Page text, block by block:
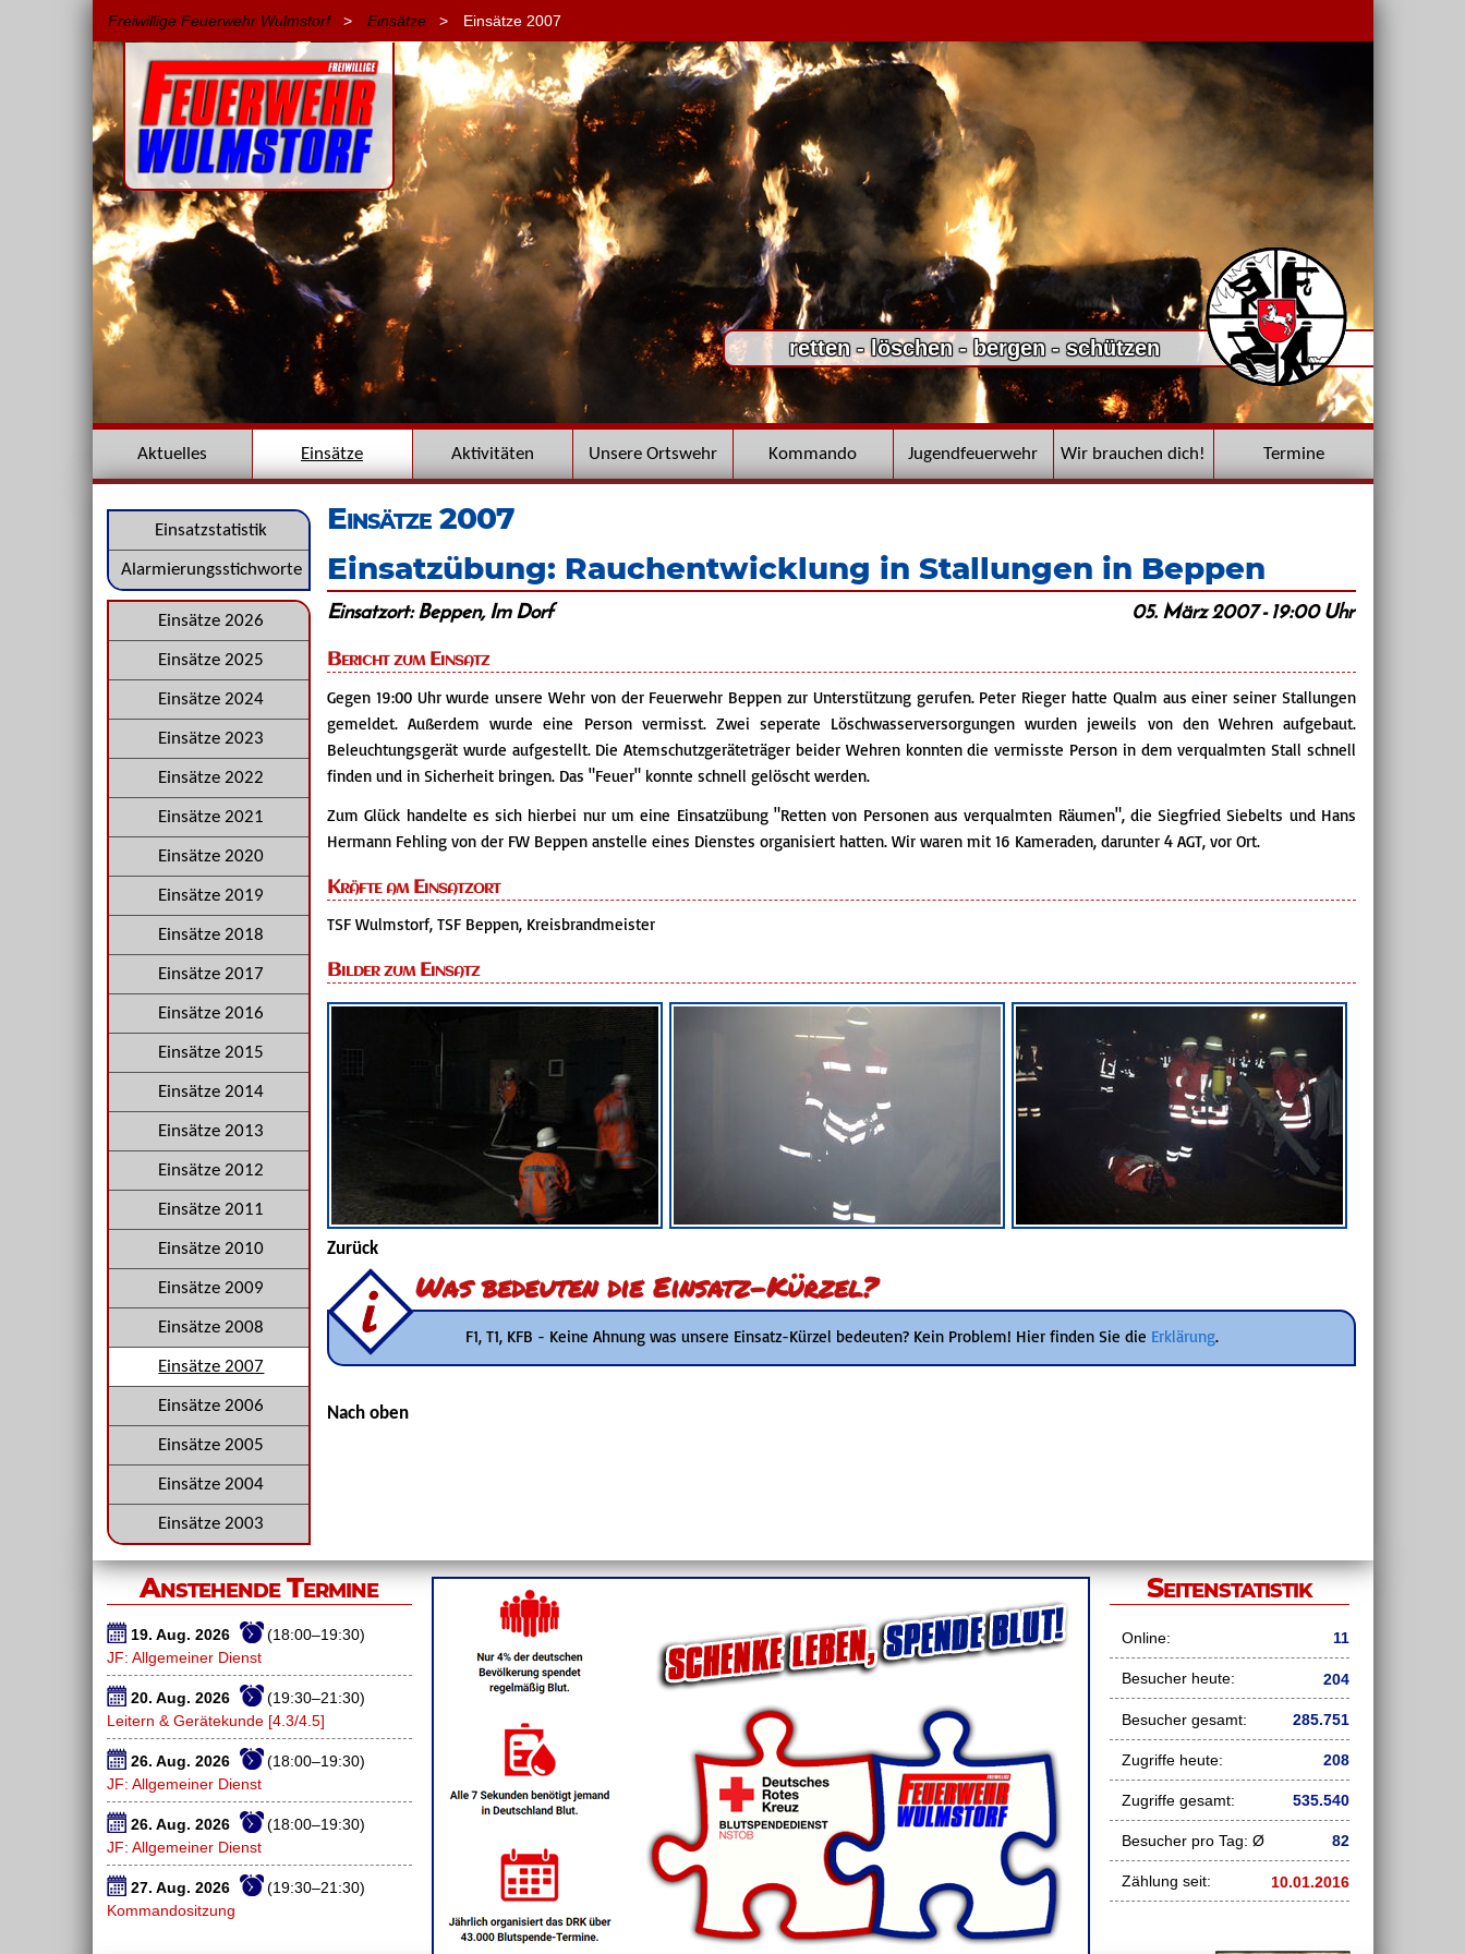
Freiwillige Feuerwehr Wulmstorf> Einsätze> Einsätze 2007
retten - löschen - bergen - schützen
NavigationAktuelles Einsätze Aktivitäten Unsere Ortswehr Kommando Jugendfeuerwehr Wir brauchen dich! Termine
Einsätze 2007
Einsatzübung: Rauchentwicklung in Stallungen in Beppen
05. März 2007 - 19:00 Uhr
Einsatzort: Beppen, Im Dorf
Bericht zum Einsatz
Gegen 19:00 Uhr wurde unsere Wehr von der Feuerwehr Beppen zur Unterstützung gerufen. Peter Rieger hatte Qualm aus einer seiner Stallungen
gemeldet. Außerdem wurde eine Person vermisst. Zwei seperate Löschwasserversorgungen wurden jeweils von den Wehren aufgebaut.
Beleuchtungsgerät wurde aufgestellt. Die Atemschutzgeräteträger beider Wehren konnten die vermisste Person in dem verqualmten Stall schnell
finden und in Sicherheit bringen. Das "Feuer" konnte schnell gelöscht werden.
Zum Glück handelte es sich hierbei nur um eine Einsatzübung "Retten von Personen aus verqualmten Räumen", die Siegfried Siebelts und Hans
Hermann Fehling von der FW Beppen anstelle eines Dienstes organisiert hatten. Wir waren mit 16 Kameraden, darunter 4 AGT, vor Ort.
Kräfte am Einsatzort
TSF Wulmstorf, TSF Beppen, Kreisbrandmeister
Bilder zum Einsatz
Zurück
Was bedeuten die Einsatz-Kürzel?
F1, T1, KFB - Keine Ahnung was unsere Einsatz-Kürzel bedeuten? Kein Problem! Hier finden Sie die Erklärung.
Nach oben
Navigation
überspringen
Einsatzstatistik
Alarmierungsstichworte
Navigation
überspringen
Einsätze 2026
Einsätze 2025
Einsätze 2024
Einsätze 2023
Einsätze 2022
Einsätze 2021
Einsätze 2020
Einsätze 2019
Einsätze 2018
Einsätze 2017
Einsätze 2016
Einsätze 2015
Einsätze 2014
Einsätze 2013
Einsätze 2012
Einsätze 2011
Einsätze 2010
Einsätze 2009
Einsätze 2008
Einsätze 2007
Einsätze 2006
Einsätze 2005
Einsätze 2004
Einsätze 2003
Anstehende Termine
19. Aug. 2026
(18:00–19:30)
JF: Allgemeiner Dienst
20. Aug. 2026
(19:30–21:30)
Leitern & Gerätekunde [4.3/4.5]
26. Aug. 2026
(18:00–19:30)
JF: Allgemeiner Dienst
26. Aug. 2026
(18:00–19:30)
JF: Allgemeiner Dienst
27. Aug. 2026
(19:30–21:30)
Kommandositzung
Seitenstatistik
Online: 11
Besucher heute: 204
Besucher gesamt: 285.751
Zugriffe heute: 208
Zugriffe gesamt: 535.540
Besucher pro Tag: Ø 82
Zählung seit: 10.01.2016